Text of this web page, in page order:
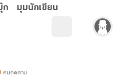
ก มุมนักเขียน
คนติดตาม